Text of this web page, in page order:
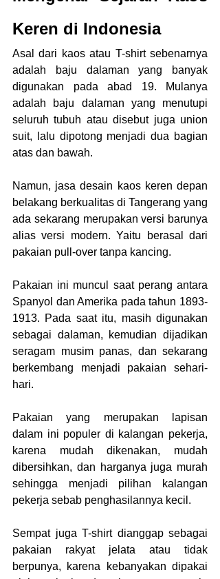
Keren di Indonesia
Asal dari kaos atau T-shirt sebenarnya
adalah baju dalaman yang banyak
digunakan pada abad 19. Mulanya
adalah baju dalaman yang menutupi
seluruh tubuh atau disebut juga union
suit, lalu dipotong menjadi dua bagian
atas dan bawah.
Namun, jasa desain kaos keren depan
belakang berkualitas di Tangerang yang
ada sekarang merupakan versi barunya
alias versi modern. Yaitu berasal dari
pakaian pull-over tanpa kancing.
Pakaian ini muncul saat perang antara
Spanyol dan Amerika pada tahun 1893-
1913. Pada saat itu, masih digunakan
sebagai dalaman, kemudian dijadikan
seragam musim panas, dan sekarang
berkembang menjadi pakaian sehari-
hari.
Pakaian yang merupakan lapisan
dalam ini populer di kalangan pekerja,
karena mudah dikenakan, mudah
dibersihkan, dan harganya juga murah
sehingga menjadi pilihan kalangan
pekerja sebab penghasilannya kecil.
Sempat juga T-shirt dianggap sebagai
pakaian rakyat jelata atau tidak
berpunya, karena kebanyakan dipakai